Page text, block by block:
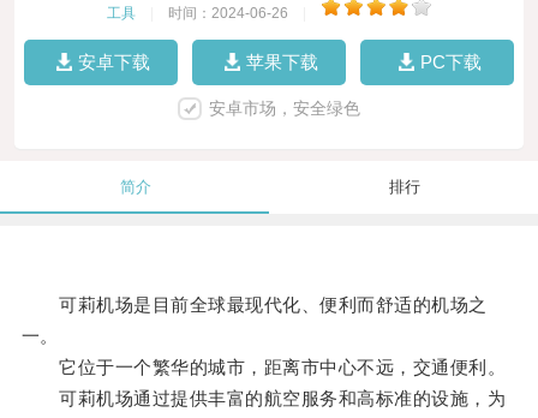
工具 时间：2024-06-26
安卓下载 苹果下载 PC下载
安卓市场，安全绿色
简介 排行
可莉机场是目前全球最现代化、便利而舒适的机场之
一。
它位于一个繁华的城市，距离市中心不远，交通便利。
可莉机场通过提供丰富的航空服务和高标准的设施，为